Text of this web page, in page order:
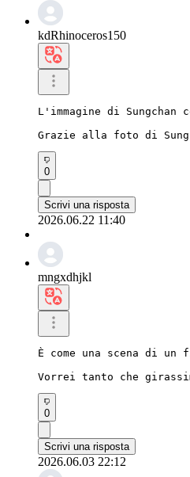
kdRhinoceros150
L'immagine di
Grazie alla foto di
0
Scrivi una risposta
2026.06.22 11:40
mngxdhjkl
È come una scena di
Vorrei tanto che
0
Scrivi una risposta
2026.06.03 22:12